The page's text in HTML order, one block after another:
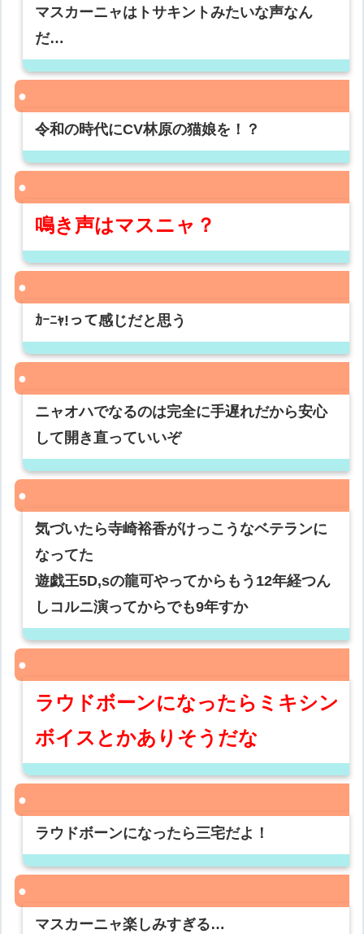
マスカーニャはトサキントみたいな声なん
だ…
令和の時代にCV林原の猫娘を！？
鳴き声はマスニャ？
ｶｰﾆｬ!って感じだと思う
ニャオハでなるのは完全に手遅れだから安心
して開き直っていいぞ
気づいたら寺崎裕香がけっこうなベテランに
なってた
遊戯王5D,sの龍可やってからもう12年経つん
しコルニ演ってからでも9年すか
ラウドボーンになったらミキシン
ボイスとかありそうだな
ラウドボーンになったら三宅だよ！
マスカーニャ楽しみすぎる…